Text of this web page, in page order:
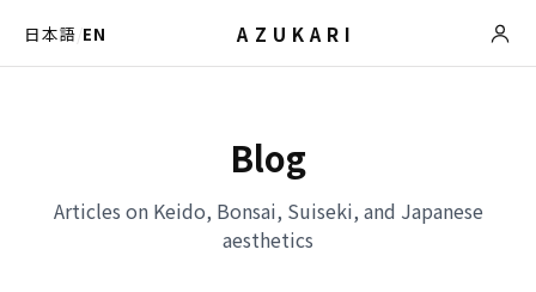
日本語/EN AZUKARI
Blog
Articles on Keido, Bonsai, Suiseki, and Japanese
aesthetics